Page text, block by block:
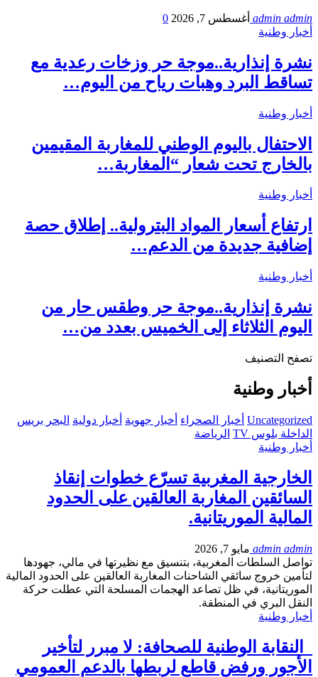
admin admin أغسطس 7, 2026
0
أخبار وطنية
نشرة إنذارية..موجة حر وزخات رعدية مع
تساقط البرد وهبات رياح من اليوم…
أخبار وطنية
الاحتفال باليوم الوطني للمغاربة المقيمين
بالخارج تحت شعار “المغاربة…
أخبار وطنية
ارتفاع أسعار المواد البترولية.. إطلاق حصة
إضافية جديدة من الدعم…
أخبار وطنية
نشرة إنذارية..موجة حر وطقس حار من
اليوم الثلاثاء إلى الخميس بعدد من…
تصفح التصنيف
أخبار وطنية
Uncategorized أخبار الصحراء أخبار جهوية أخبار دولية البحر بريس
الداخلة بلوس TV
الرياضة
أخبار وطنية
الخارجية المغربية تسرّع خطوات إنقاذ
السائقين المغاربة العالقين على الحدود
المالية الموريتانية.
admin admin مايو 7, 2026
تواصل السلطات المغربية، بتنسيق مع نظيرتها في مالي، جهودها
لتأمين خروج سائقي الشاحنات المغاربة العالقين على الحدود المالية
الموريتانية، في ظل تصاعد الهجمات المسلحة التي عطلت حركة
النقل البري في المنطقة.
أخبار وطنية
النقابة الوطنية للصحافة: لا مبرر لتأخير
الأجور ورفض قاطع لربطها بالدعم العمومي